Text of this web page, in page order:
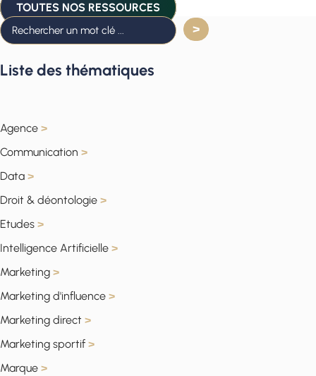
TOUTES NOS RESSOURCES
Liste des thématiques
Agence >
Communication >
Data >
Droit & déontologie >
Etudes >
Intelligence Artificielle >
Marketing >
Marketing d'influence >
Marketing direct >
Marketing sportif >
Marque >